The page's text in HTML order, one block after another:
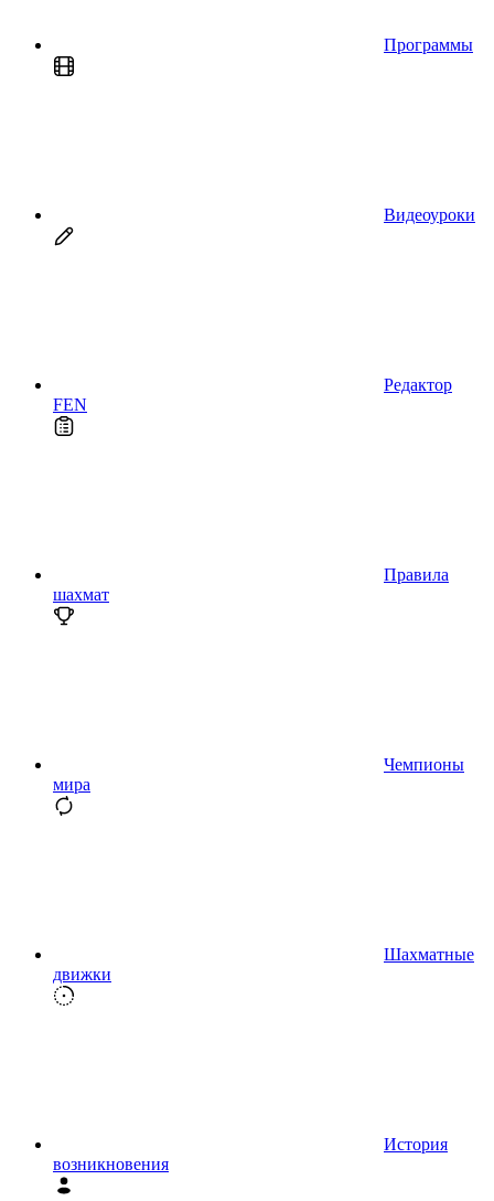
Программы
Видеоуроки
Редактор
FEN
Правила
шахмат
Чемпионы
мира
Шахматные
движки
История
возникновения